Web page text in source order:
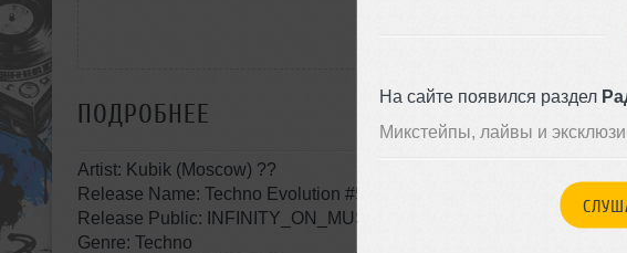
На сайте появился раздел
Микстейпы, лайвы и
ПОДРОБНЕЕ
Artist: Kubik (Moscow) ??
Release Name: Techno Evolution #5
Release Public: INFINITY_ON_MUSIC_PRODUCTION
Genre: Techno